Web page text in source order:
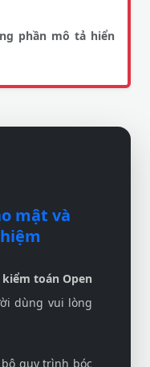
phần mô tả hiển
mật và
kiểm toán Open
dùng vui lòng
bộ quy trình bóc